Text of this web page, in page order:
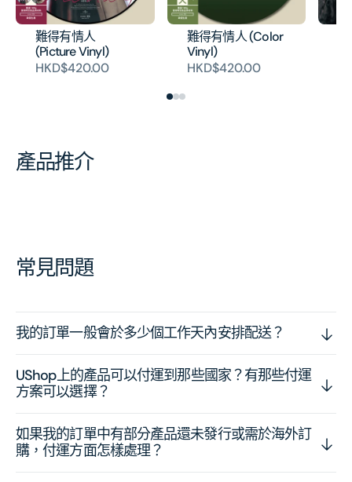
難得有情人
(Picture Vinyl)
HKD$420.00
難得有情人 (Color
Vinyl)
HKD$420.00
產品推介
常見問題
我的訂單一般會於多少個工作天內安排配送？
UShop上的產品可以付運到那些國家？有那些付運
方案可以選擇？
如果我的訂單中有部分產品還未發行或需於海外訂
購，付運方面怎樣處理？